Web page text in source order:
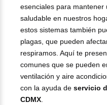
esenciales para mantener
saludable en nuestros
estos sistemas también
plagas, que pueden
respiramos. Aquí te
comunes que se pueden
ventilación y aire
con la ayuda de servicio
CDMX.